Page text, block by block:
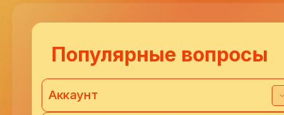
Популярные вопросы
Аккаунт